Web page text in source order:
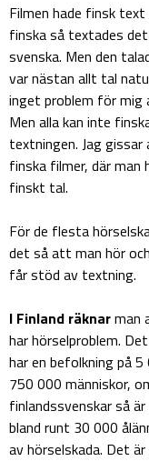
Filmen hade finsk
finska så textades
svenska. Men den
var nästan allt tal
inget problem för
Men alla kan inte
textningen. Jag
finska filmer, där
finskt tal.
För de flesta
det så att man hör
får stöd av textning.
I Finland räknarman
har hörselproblem.
har en befolkning på
750 000 människor,
finlandssvenskar så
bland runt 30 000
av hörselskada. Det